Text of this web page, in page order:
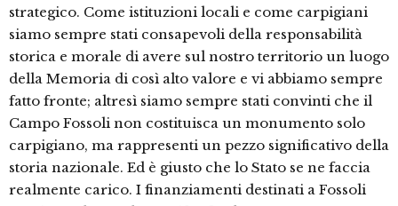
strategico. Come istituzioni locali e come carpigiani
siamo sempre stati consapevoli della responsabilità
storica e morale di avere sul nostro territorio un luogo
della Memoria di così alto valore e vi abbiamo sempre
fatto fronte; altresì siamo sempre stati convinti che il
Campo Fossoli non costituisca un monumento solo
carpigiano, ma rappresenti un pezzo significativo della
storia nazionale. Ed è giusto che lo Stato se ne faccia
realmente carico. I finanziamenti destinati a Fossoli